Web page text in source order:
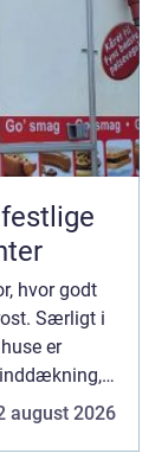
hvor godt
Særligt i
er
for både
august 2026